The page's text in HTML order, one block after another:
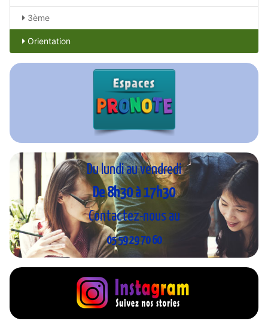
3ème
Orientation
Du lundi au vendredi
De 8h30 à 17h30
Contactez-nous au
05 59 29 70 60